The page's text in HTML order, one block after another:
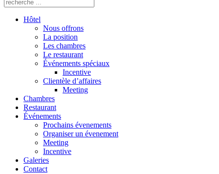
Hôtel
Nous offrons
La position
Les chambres
Le restaurant
Événements spéciaux
Incentive
Clientèle d’affaires
Meeting
Chambres
Restaurant
Événements
Prochains évenements
Organiser un évenement
Meeting
Incentive
Galeries
Contact